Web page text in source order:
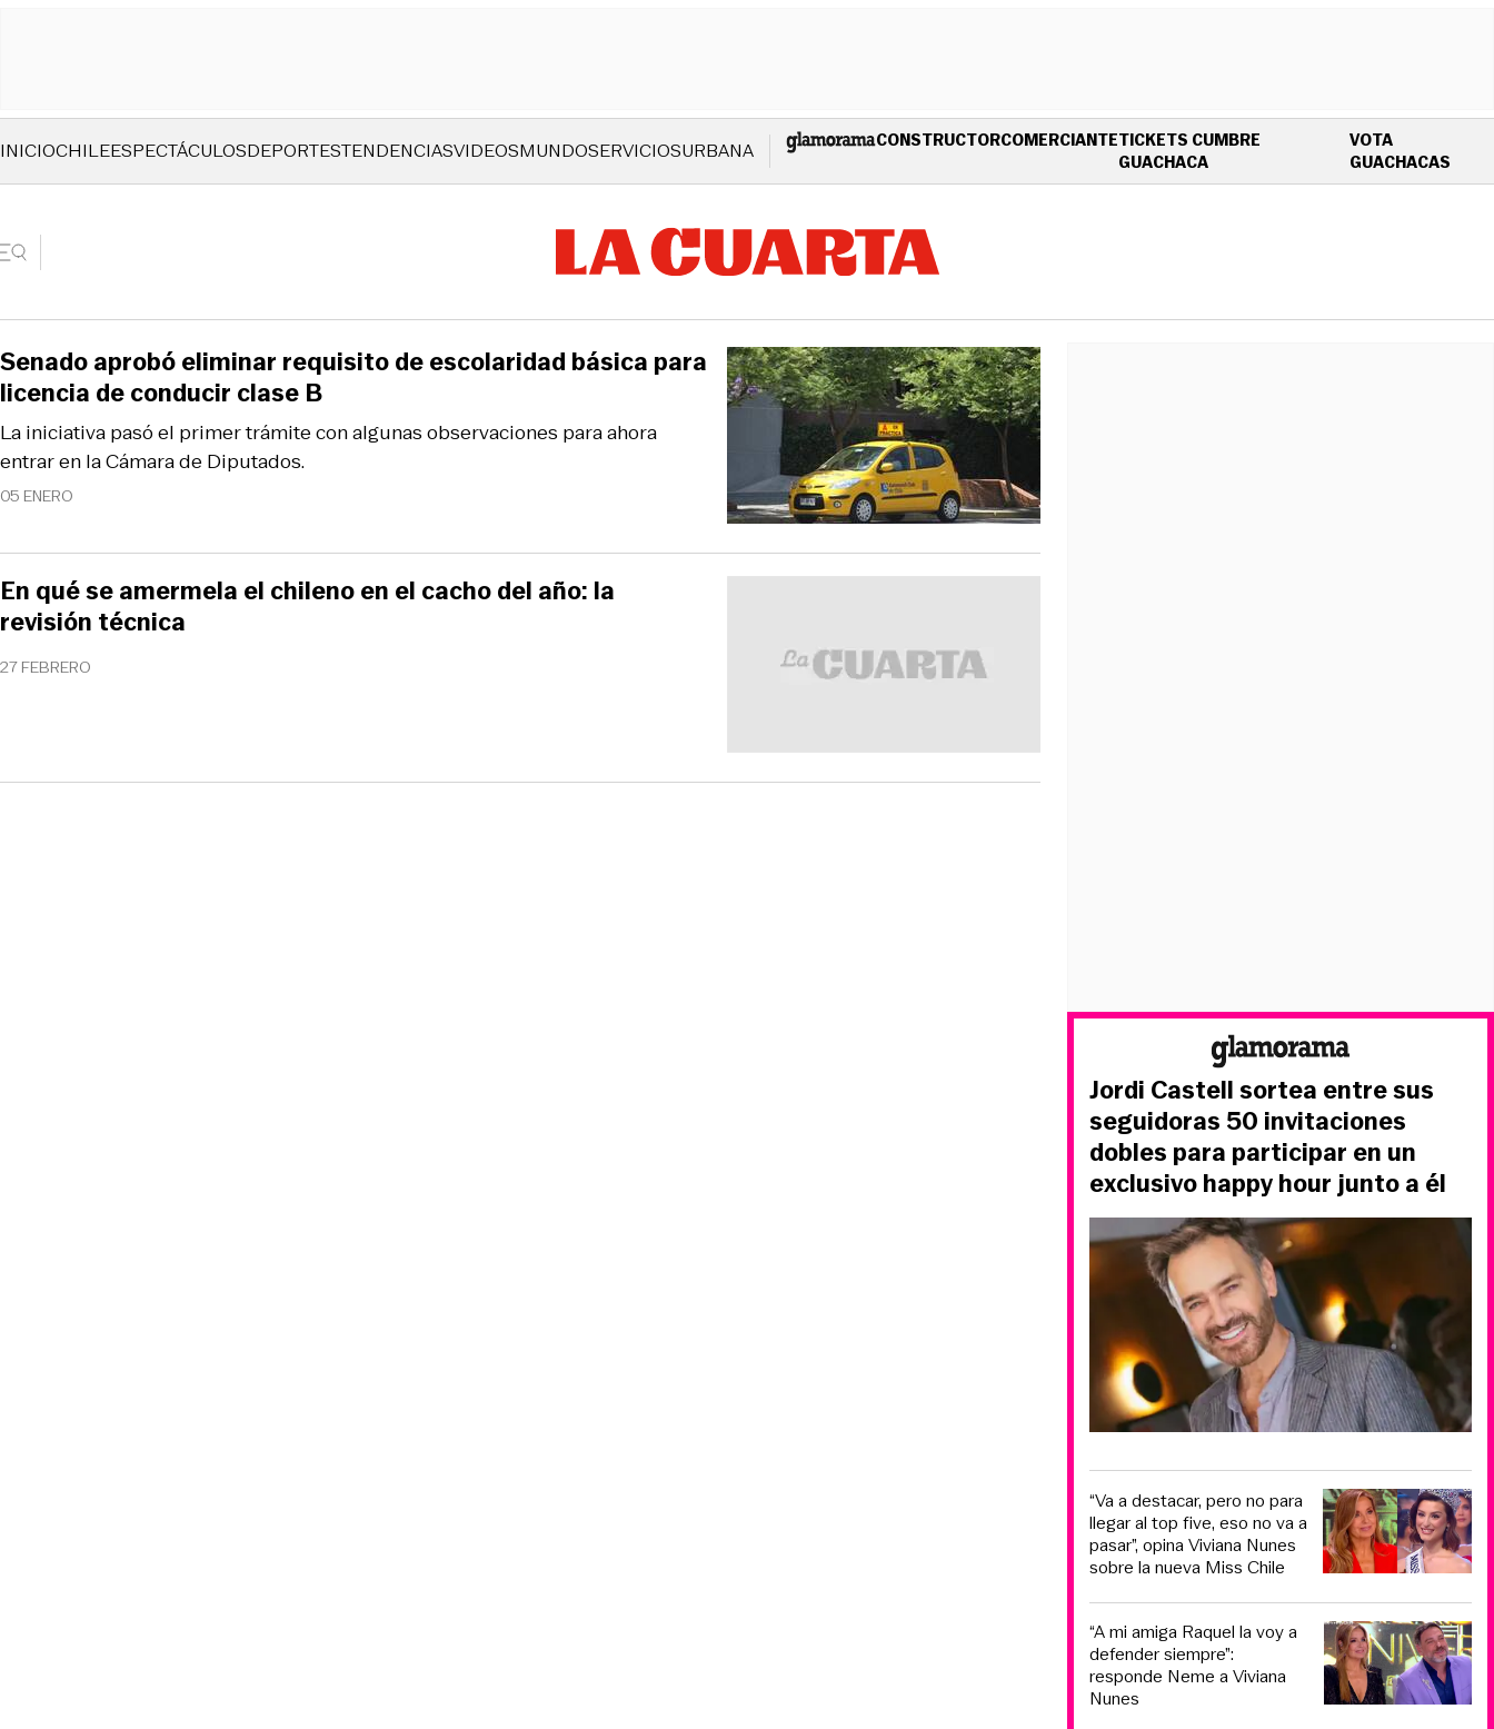
INICIOCHILEESPECTÁCULOSDEPORTESTENDENCIASVIDEOSMUNDOSERVICIOSURBANA CONSTRUCTORCOMERCIANTETICKETS CUMBRE
GUACHACAOPENS IN NEW WINDOW
VOTA
GUACHACAS
05 ENERO
La iniciativa pasó el primer trámite con algunas observaciones para ahora
entrar en la Cámara de Diputados.
Senado aprobó eliminar requisito de escolaridad básica para
licencia de conducir clase B
27 FEBRERO
En qué se amermela el chileno en el cacho del año: la
revisión técnica
Jordi Castell sortea entre sus
seguidoras 50 invitaciones
dobles para participar en un
exclusivo happy hour junto a él
“Va a destacar, pero no para
llegar al top five, eso no va a
pasar”, opina Viviana Nunes
sobre la nueva Miss Chile
“A mi amiga Raquel la voy a
defender siempre”:
responde Neme a Viviana
Nunes